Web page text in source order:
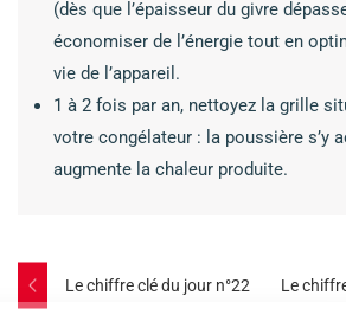
(dès que l’épaisseur du givre
économiser de l’énergie tout en
vie de l’appareil.
1 à 2 fois par an, nettoyez la grille
votre congélateur : la poussière s’y
augmente la chaleur produite.
PostLe chiffre clé du jour n°22 Le